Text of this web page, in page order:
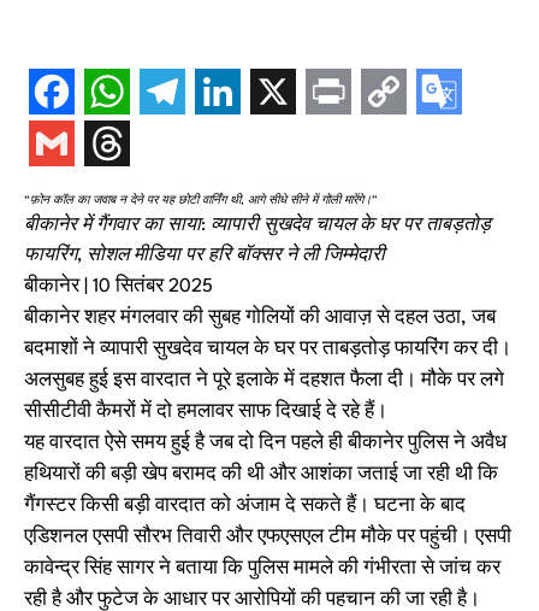
“फ़ोन कॉल का जवाब न देने पर यह छोटी वार्निंग थी, आगे सीधे सीने में गोली मारेंगे।”
बीकानेर में गैंगवार का साया: व्यापारी सुखदेव चायल के घर पर ताबड़तोड़
फायरिंग, सोशल मीडिया पर हरि बॉक्सर ने ली जिम्मेदारी
बीकानेर | 10 सितंबर 2025
बीकानेर शहर मंगलवार की सुबह गोलियों की आवाज़ से दहल उठा, जब
बदमाशों ने व्यापारी सुखदेव चायल के घर पर ताबड़तोड़ फायरिंग कर दी।
अलसुबह हुई इस वारदात ने पूरे इलाके में दहशत फैला दी। मौके पर लगे
सीसीटीवी कैमरों में दो हमलावर साफ दिखाई दे रहे हैं।
यह वारदात ऐसे समय हुई है जब दो दिन पहले ही बीकानेर पुलिस ने अवैध
हथियारों की बड़ी खेप बरामद की थी और आशंका जताई जा रही थी कि
गैंगस्टर किसी बड़ी वारदात को अंजाम दे सकते हैं। घटना के बाद
एडिशनल एसपी सौरभ तिवारी और एफएसएल टीम मौके पर पहुंची। एसपी
कावेन्द्र सिंह सागर ने बताया कि पुलिस मामले की गंभीरता से जांच कर
रही है और फुटेज के आधार पर आरोपियों की पहचान की जा रही है।